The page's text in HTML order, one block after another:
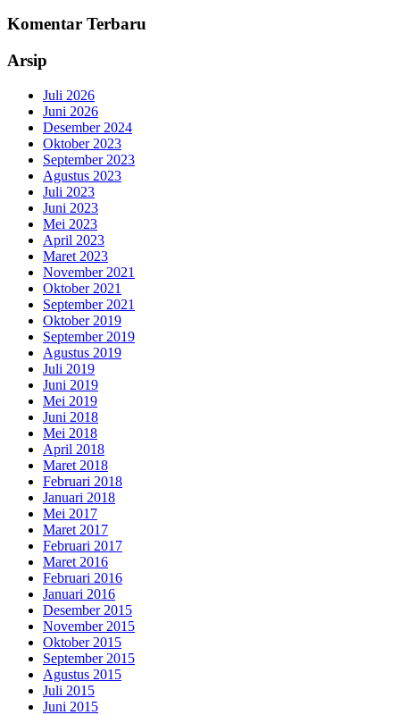
Komentar Terbaru
Arsip
Juli 2026
Juni 2026
Desember 2024
Oktober 2023
September 2023
Agustus 2023
Juli 2023
Juni 2023
Mei 2023
April 2023
Maret 2023
November 2021
Oktober 2021
September 2021
Oktober 2019
September 2019
Agustus 2019
Juli 2019
Juni 2019
Mei 2019
Juni 2018
Mei 2018
April 2018
Maret 2018
Februari 2018
Januari 2018
Mei 2017
Maret 2017
Februari 2017
Maret 2016
Februari 2016
Januari 2016
Desember 2015
November 2015
Oktober 2015
September 2015
Agustus 2015
Juli 2015
Juni 2015